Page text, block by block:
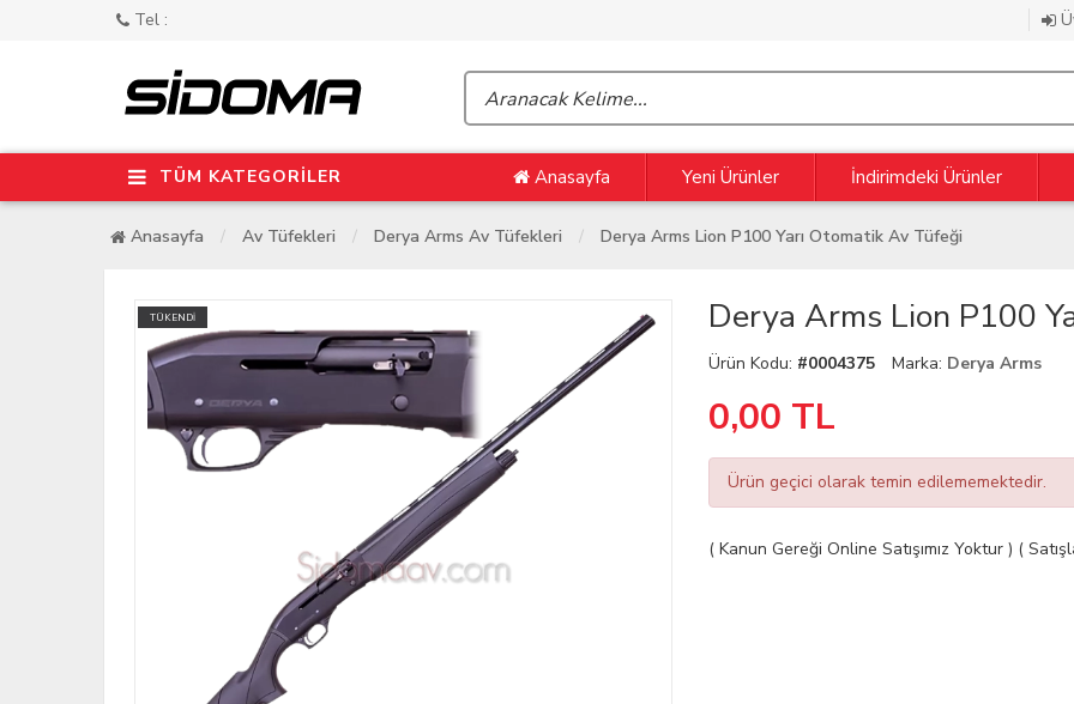
Tel :
TÜM KATEGORİLER Anasayfa Yeni Ürünler İndirimdeki Ürünler
Anasayfa Av Tüfekleri Derya Arms Av Tüfekleri Derya Arms Lion P100 Yarı Otomatik Av Tüfeği
TÜKENDİ Derya Arms Lion P100
Ürün Kodu: #0004375 Marka: Derya Arms
0,00 TL
Ürün geçici olarak temin edilememektedir.
( Kanun Gereği Online Satışımız Yoktur ) (